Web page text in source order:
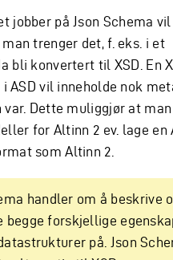
jobber på Json Schema
trenger det, f. eks. i et
bli konvertert til XSD. En
ASD vil inneholde nok
var. Dette muliggjør at
for Altinn 2 ev. lage en
som Altinn 2.
handler om å beskrive
forskjellige
på. Json